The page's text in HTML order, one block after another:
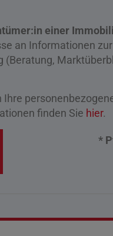
einer
an Informationen zur
(Beratung,
Ihre
finden Sie hier.
*